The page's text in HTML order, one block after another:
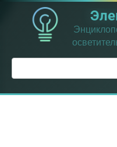
Перейти
контенту
Поиск: